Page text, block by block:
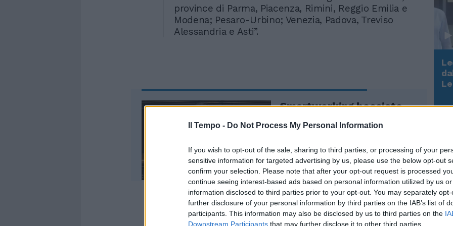
Il Tempo - Do Not Process My Personal Information
If you wish to opt-out of the sale, sharing to third parties, or processing of your
sensitive information for targeted advertising by us, please use the below opt-out
confirm your selection. Please note that after your opt-out request is processed
continue seeing interest-based ads based on personal information utilized by us
information disclosed to third parties prior to your opt-out. You may separately
further disclosure of your personal information by third parties on the IAB’s list of
participants. This information may also be disclosed by us to third parties on the
Downstream Participants that may further disclose it to other third parties.
province di Parma, Piacenza, Rimini, Reggio Emilia e
Modena; Pesaro-Urbino; Venezia, Padova, Treviso
Alessandria e Asti”.
Smartworking bocciato
tenuto tutti a casa
Dunque, un doppio binario di prevenzione, con
Trump, Meloni e la strategia
americana